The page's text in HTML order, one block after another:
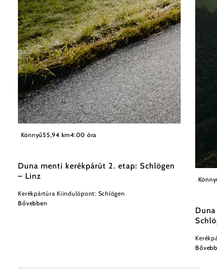
WGD Donau Oberösterreich Tourismus GmbH
Könnyű55,94 km4:00 óra
Duna menti kerékpárút 2. etap: Schlögen
– Linz
Kerékpártúra Kiindulópont: Schlögen
Bővebben
WGD